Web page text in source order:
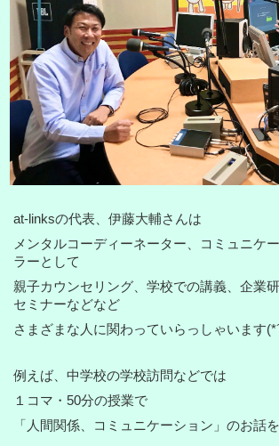
at-linksの代表、伊藤大輔さんは
メンタルコーディーネーター、コミュニケ
ラーとして
親子カウンセリング、学校での講義、企業
セミナーなどなど
さまざまな人に関わっていらっしゃいます
例えば、中学校の学校訪問などでは
１コマ・50分の授業で
「人間関係、コミュニケーション」のお話を